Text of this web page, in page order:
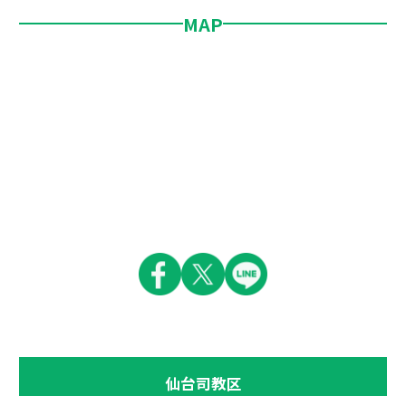
MAP
仙台司教区